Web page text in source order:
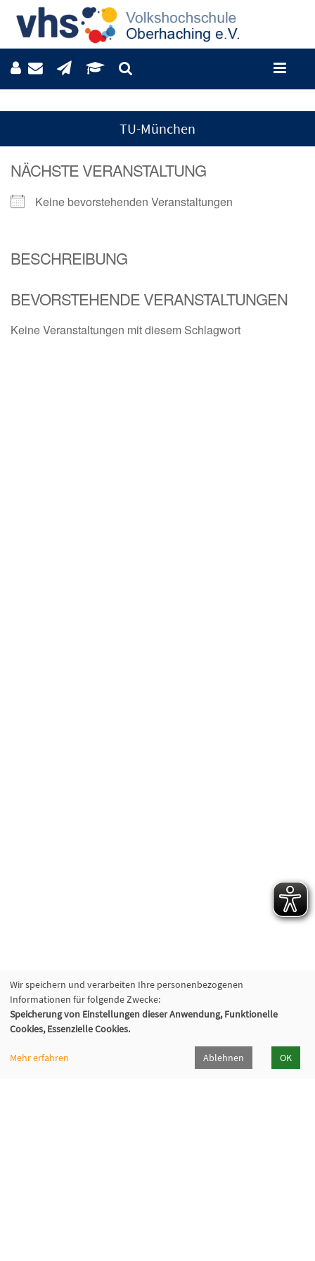
TU-München
NÄCHSTE VERANSTALTUNG
Keine bevorstehenden Veranstaltungen
BESCHREIBUNG
BEVORSTEHENDE VERANSTALTUNGEN
Keine Veranstaltungen mit diesem Schlagwort
Wir speichern und verarbeiten Ihre personenbezogenen
Informationen für folgende Zwecke:
Speicherung von Einstellungen dieser Anwendung, Funktionelle
Cookies, Essenzielle Cookies.
Mehr erfahren Ablehnen OK